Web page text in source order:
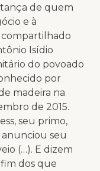
de quem
e à
Isídio
do povoado
por
madeira na
de 2015.
seu primo,
anunciou seu
(…). E dizem
dos que